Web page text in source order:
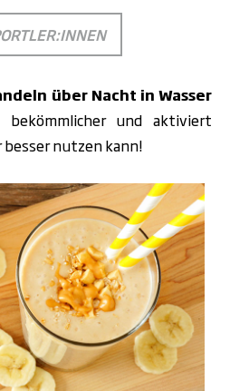
über Nacht in Wasser
und aktiviert
besser nutzen kann!